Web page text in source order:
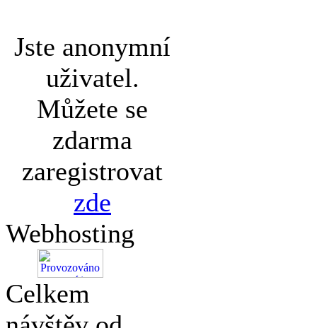
Jste anonymní
uživatel.
Můžete se
zdarma
zaregistrovat
zde
Webhosting
Celkem